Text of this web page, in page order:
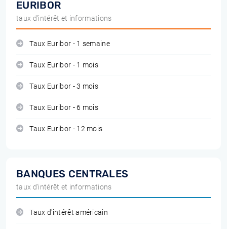
EURIBOR
taux d'intérêt et informations
Taux Euribor - 1 semaine
Taux Euribor - 1 mois
Taux Euribor - 3 mois
Taux Euribor - 6 mois
Taux Euribor - 12 mois
BANQUES CENTRALES
taux d'intérêt et informations
Taux d'intérêt américain